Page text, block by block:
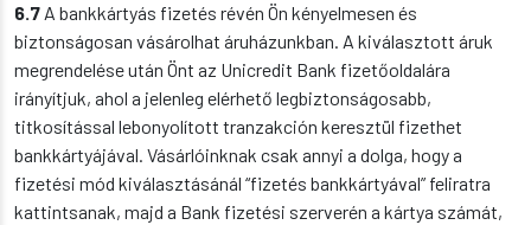
6.7 A bankkártyás fizetés révén Ön kényelmesen és
biztonságosan vásárolhat áruházunkban. A kiválasztott áruk
megrendelése után Önt az Unicredit Bank fizetőoldalára
irányítjuk, ahol a jelenleg elérhető legbiztonságosabb,
titkosítással lebonyolított tranzakción keresztül fizethet
bankkártyájával. Vásárlóinknak csak annyi a dolga, hogy a
fizetési mód kiválasztásánál “fizetés bankkártyával” feliratra
kattintsanak, majd a Bank fizetési szerverén a kártya számát,